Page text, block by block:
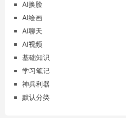
AI换脸
AI绘画
AI聊天
AI视频
基础知识
学习笔记
神兵利器
默认分类